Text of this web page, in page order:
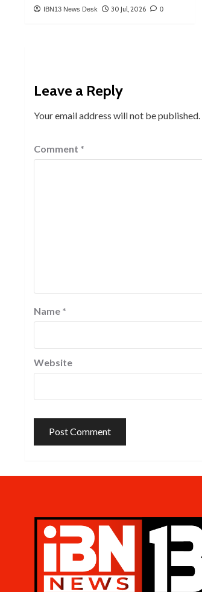
IBN13 News Desk 30 Jul, 2026 0
Leave a Reply
Your email address will not be published.
Comment *
Name *
Website